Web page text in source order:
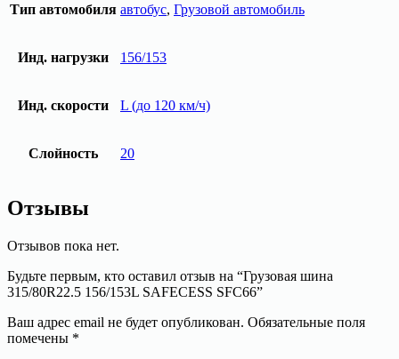
Тип автомобиля автобус, Грузовой автомобиль
Инд. нагрузки 156/153
Инд. скорости L (до 120 км/ч)
Слойность 20
Отзывы
Отзывов пока нет.
Будьте первым, кто оставил отзыв на “Грузовая шина
315/80R22.5 156/153L SAFECESS SFC66”
Ваш адрес email не будет опубликован. Обязательные поля
помечены *